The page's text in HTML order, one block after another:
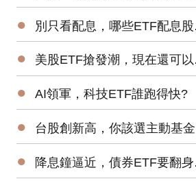
● 別只看配息，哪些ETF配息股價二頭賺?
● 美股ETF搶發潮，現在還可以買進嗎?
● AI領軍，科技ETF誰跑得快?
● 台股創新高，你該選主動基金還是ETF?
● 降息鐘逼近，債券ETF要翻身了?